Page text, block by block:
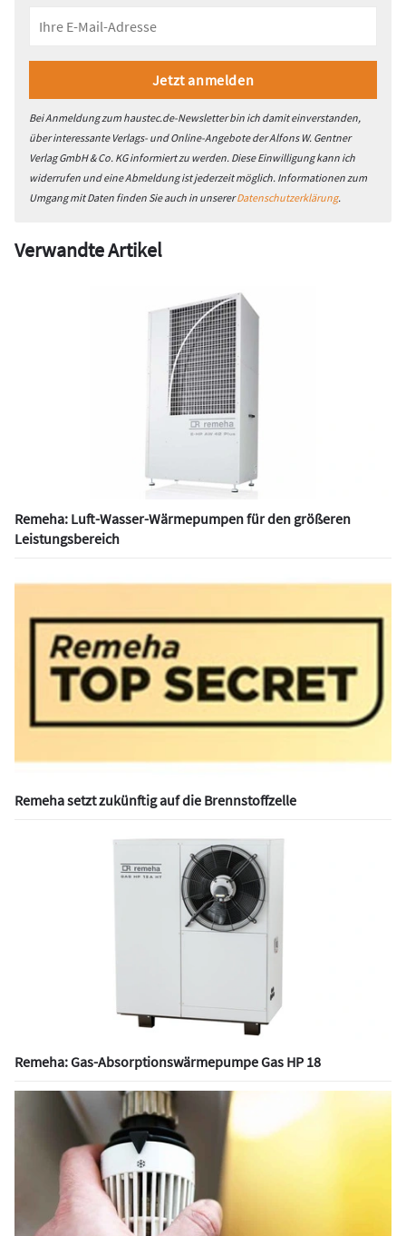
Bei Anmeldung zum haustec.de-Newsletter bin ich damit einverstanden,
über interessante Verlags- und Online-Angebote der Alfons W. Gentner
Verlag GmbH & Co. KG informiert zu werden. Diese Einwilligung kann ich
widerrufen und eine Abmeldung ist jederzeit möglich. Informationen zum
Umgang mit Daten finden Sie auch in unsererDatenschutzerklärung.
Verwandte Artikel
Remeha: Luft-Wasser-Wärmepumpen für den größeren
Leistungsbereich
Remeha setzt zukünftig auf die Brennstoffzelle
Remeha: Gas-Absorptionswärmepumpe Gas HP 18